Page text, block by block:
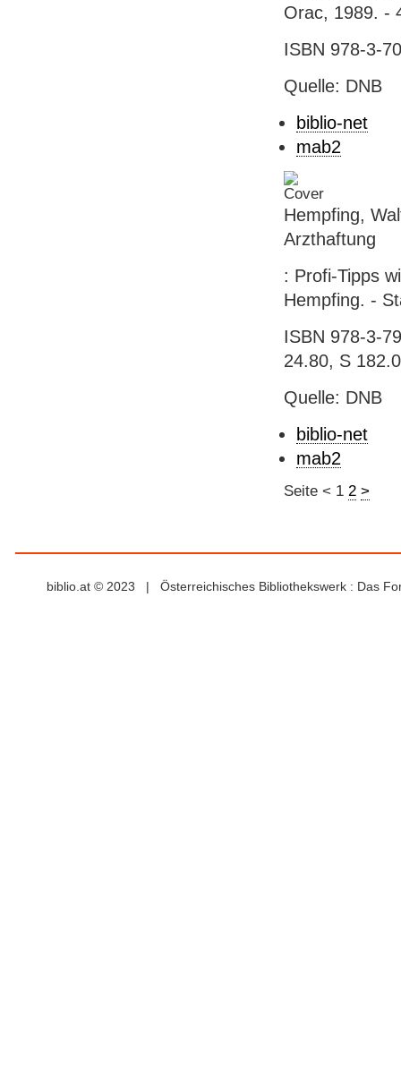
Orac, 1989. -
ISBN 978-3-
Quelle: DNB
biblio-net
mab2
Hempfing,
Arzthaftung
: Profi-Tipps
Hempfing. -
ISBN 978-3-
24.80, S
Quelle: DNB
biblio-net
mab2
Seite < 1 2 >
biblio.at © 2023 | Österreichisches Bibliothekswerk : Das